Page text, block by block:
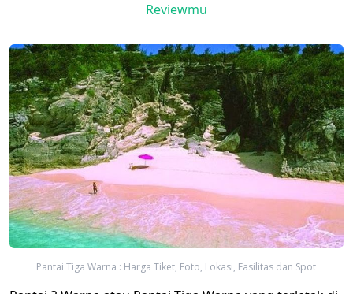
Reviewmu
Pantai Tiga Warna : Harga Tiket, Foto, Lokasi, Fasilitas dan Spot